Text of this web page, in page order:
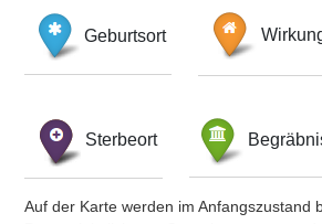
Geburtsort
Sterbeort
Auf der Karte werden im Anfangszustand